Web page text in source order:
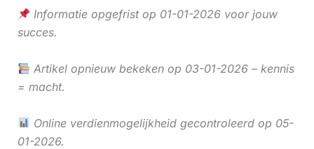
Informatie opgefrist op 01-01-2026 voor jouw
succes.
Artikel opnieuw bekeken op 03-01-2026 – kennis
= macht.
Online verdienmogelijkheid gecontroleerd op 05-
01-2026.